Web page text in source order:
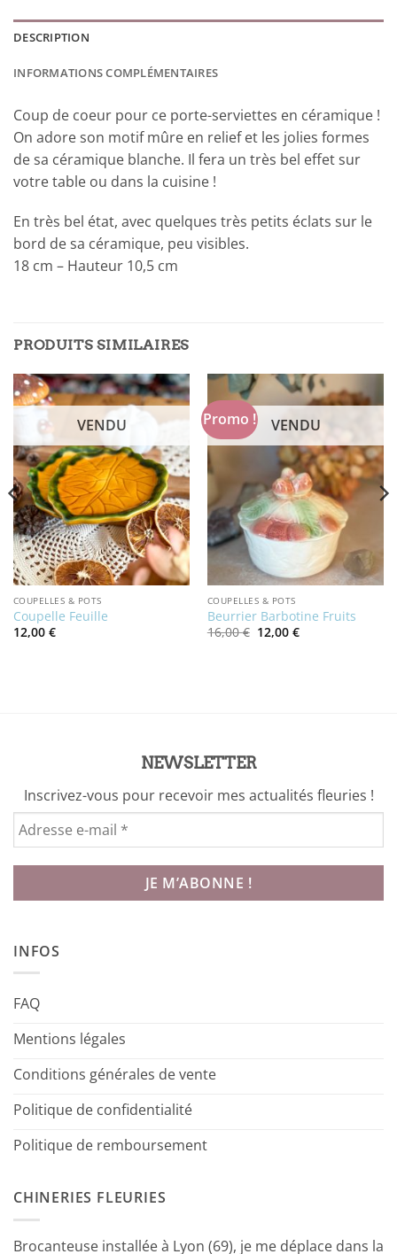
DESCRIPTION
INFORMATIONS COMPLÉMENTAIRES
Coup de coeur pour ce porte-serviettes en céramique !
On adore son motif mûre en relief et les jolies formes
de sa céramique blanche. Il fera un très bel effet sur
votre table ou dans la cuisine !
En très bel état, avec quelques très petits éclats sur le
bord de sa céramique, peu visibles.
18 cm – Hauteur 10,5 cm
PRODUITS SIMILAIRES
VENDU
COUPELLES & POTS
Coupelle Feuille
12,00 €
Promo ! VENDU
COUPELLES & POTS
Beurrier Barbotine Fruits
16,00€ Le
prix
12,00 €Le
NEWSLETTER
Inscrivez-vous pour recevoir mes actualités fleuries !
INFOS
FAQ
Mentions légales
Conditions générales de vente
Politique de confidentialité
Politique de remboursement
CHINERIES FLEURIES
Brocanteuse installée à Lyon (69), je me déplace dans la